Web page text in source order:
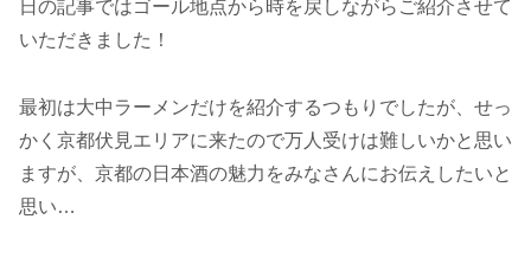
日の記事ではゴール地点から時を戻しながらご紹介させて
いただきました！
最初は大中ラーメンだけを紹介するつもりでしたが、せっ
かく京都伏見エリアに来たので万人受けは難しいかと思い
ますが、京都の日本酒の魅力をみなさんにお伝えしたいと
思い…